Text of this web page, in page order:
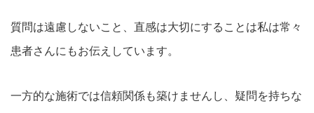
質問は遠慮しないこと、直感は大切にすることは私は常々
患者さんにもお伝えしています。
一方的な施術では信頼関係も築けませんし、疑問を持ちな